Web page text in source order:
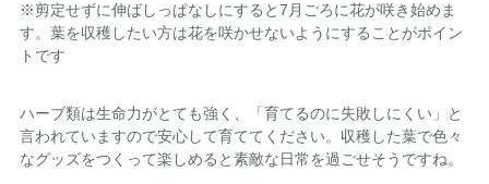
※剪定せずに伸ばしっぱなしにすると7月ごろに花が咲き始めま
す。葉を収穫したい方は花を咲かせないようにすることがポイン
トです
ハーブ類は生命力がとても強く、「育てるのに失敗しにくい」と
言われていますので安心して育ててください。収穫した葉で色々
なグッズをつくって楽しめると素敵な日常を過ごせそうですね。